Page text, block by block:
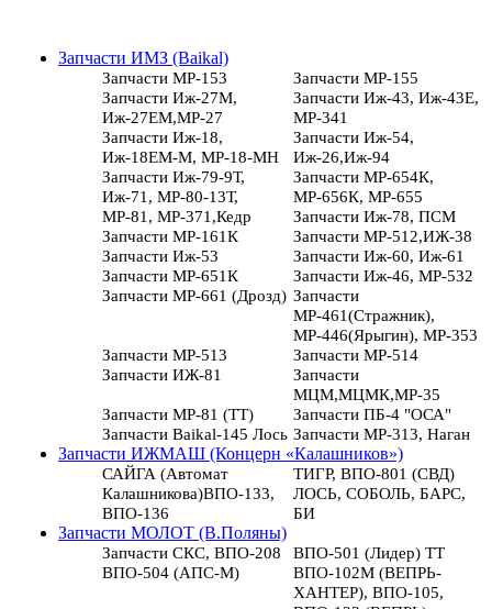
Запчасти ИМЗ (Baikal)
Запчасти МР-153
Запчасти МР-155
Запчасти Иж-27М,
Иж-27ЕМ,МР-27
Запчасти Иж-43, Иж-43Е,
МР-341
Запчасти Иж-18,
Иж-18ЕМ-М, МР-18-МН
Запчасти Иж-54,
Иж-26,Иж-94
Запчасти Иж-79-9Т,
Иж-71, МР-80-13Т,
МР-81, МР-371,Кедр
Запчасти МР-654К,
МР-656К, МР-655
Запчасти Иж-78, ПСМ
Запчасти МР-161К
Запчасти МР-512,ИЖ-38
Запчасти Иж-53
Запчасти Иж-60, Иж-61
Запчасти МР-651К
Запчасти Иж-46, МР-532
Запчасти МР-661 (Дрозд) Запчасти
МР-461(Стражник),
МР-446(Ярыгин), МР-353
Запчасти МР-513
Запчасти МР-514
Запчасти ИЖ-81
Запчасти
МЦМ,МЦМК,МР-35
Запчасти МР-81 (ТТ)
Запчасти ПБ-4 "ОСА"
Запчасти Baikal-145 Лось Запчасти МР-313, Наган
Запчасти ИЖМАШ (Концерн «Калашников»)
САЙГА (Автомат
Калашникова)ВПО-133,
ВПО-136
ТИГР, ВПО-801 (СВД)
ЛОСЬ, СОБОЛЬ, БАРС,
БИ
Запчасти МОЛОТ (В.Поляны)
Запчасти СКС, ВПО-208
ВПО-501 (Лидер) ТТ
ВПО-504 (АПС-М)
ВПО-102М (ВЕПРЬ-
ХАНТЕР), ВПО-105,